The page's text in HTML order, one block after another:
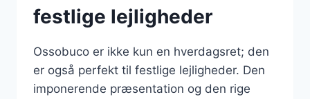
festlige lejligheder
Ossobuco er ikke kun en hverdagsret; den
er også perfekt til festlige lejligheder. Den
imponerende præsentation og den rige